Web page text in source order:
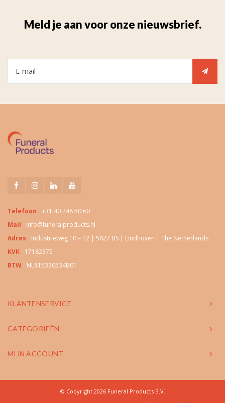
Meld je aan voor onze nieuwsbrief.
Telefoon
+31 40 248 50 60
Mail
info@funeralproducts.nl
Adres
Industrieweg 10 – 12 | 5627 BS | Eindhoven | The Netherlands
KVK
17182375
BTW
NL815330534B01
KLANTENSERVICE
CATEGORIEËN
MIJN ACCOUNT
© Copyright 2026 Funeral Products B.V.